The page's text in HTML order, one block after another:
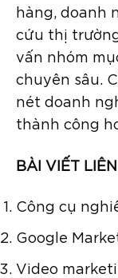
hàng, doanh
cứu thị
vấn nhóm
chuyên sâu.
nét doanh
thành công
BÀI VIẾT
Công cụ
Google
Video